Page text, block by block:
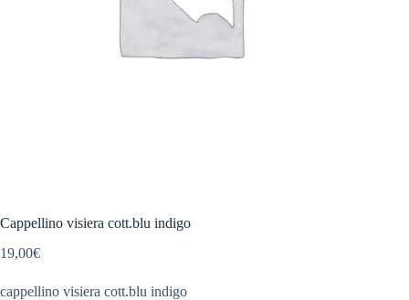
Cappellino visiera cott.blu indigo
19,00€
cappellino visiera cott.blu indigo